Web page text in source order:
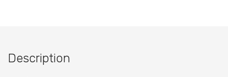
Description